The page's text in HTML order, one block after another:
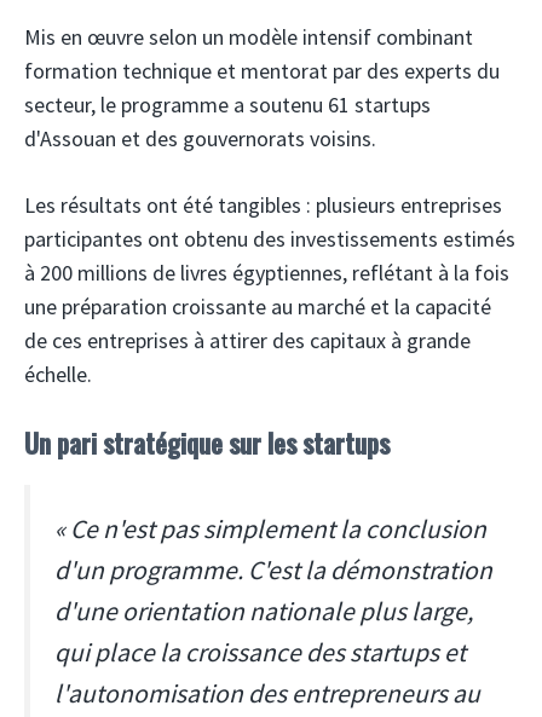
Mis en œuvre selon un modèle intensif combinant
formation technique et mentorat par des experts du
secteur, le programme a soutenu 61 startups
d'Assouan et des gouvernorats voisins.
Les résultats ont été tangibles : plusieurs entreprises
participantes ont obtenu des investissements estimés
à 200 millions de livres égyptiennes, reflétant à la fois
une préparation croissante au marché et la capacité
de ces entreprises à attirer des capitaux à grande
échelle.
Un pari stratégique sur les startups
« Ce n'est pas simplement la conclusion
d'un programme. C'est la démonstration
d'une orientation nationale plus large,
qui place la croissance des startups et
l'autonomisation des entrepreneurs au